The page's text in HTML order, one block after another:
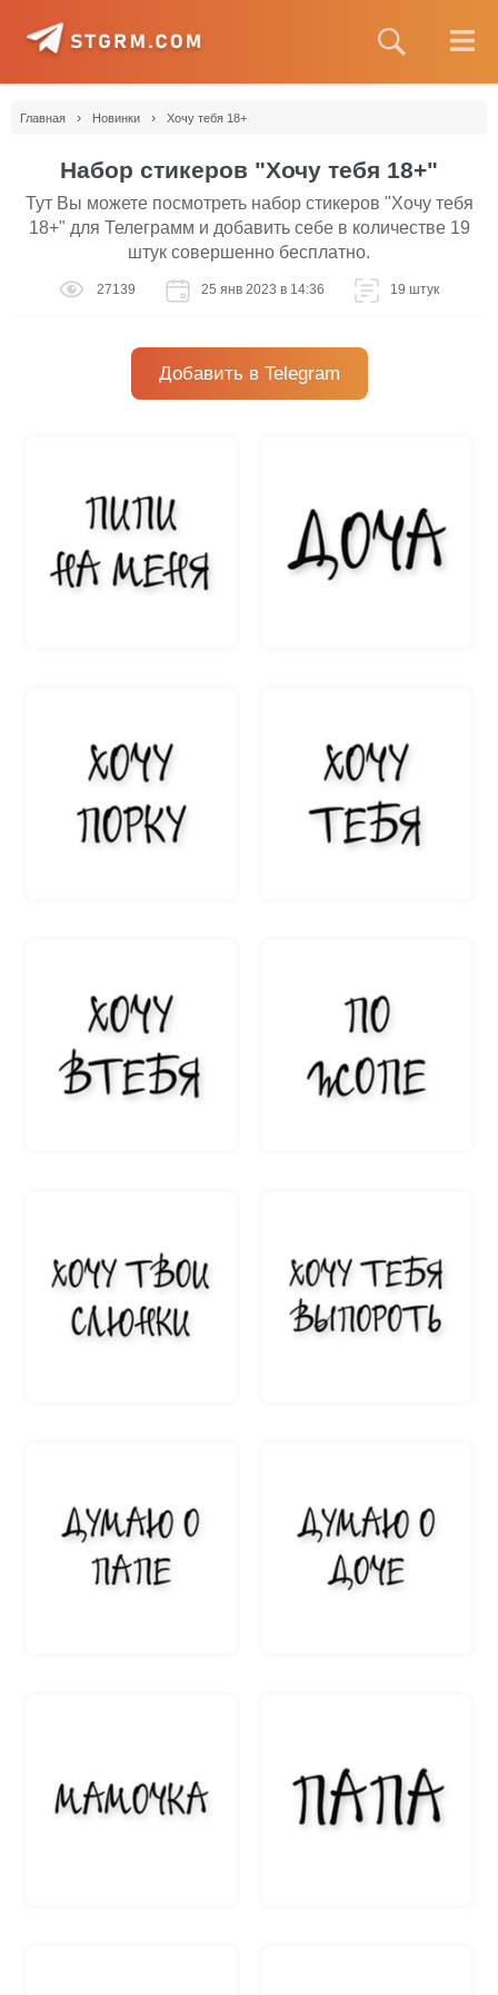
Главная › Новинки › Хочу тебя 18+
Набор стикеров "Хочу тебя 18+"
Тут Вы можете посмотреть набор стикеров "Хочу тебя
18+" для Телеграмм и добавить себе в количестве 19
штук совершенно бесплатно.
27139 25 янв 2023 в 14:36 19 штук
Добавить в Telegram